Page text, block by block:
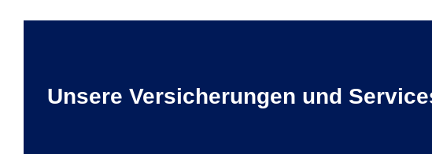
Unsere Versicherungen und